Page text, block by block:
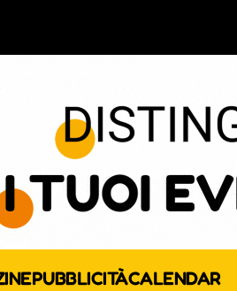
PUBBLICITÀCALENDAR